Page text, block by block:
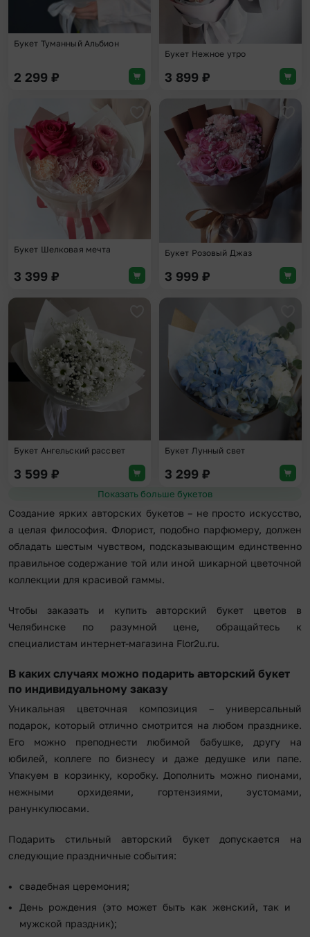
Букет Туманный Альбион
2 299 ₽
Букет Нежное утро
3 899 ₽
Добавить в избранное
Букет Шелковая мечта
3 399 ₽
Букет Розовый Джаз
3 999 ₽
Добавить в избранное
Букет Ангельский рассвет
3 599 ₽
Букет Лунный свет
3 299 ₽
Показать больше букетов
Создание ярких авторских букетов – не просто искусство,
а целая философия. Флорист, подобно парфюмеру, должен
обладать шестым чувством, подсказывающим единственно
правильное содержание той или иной шикарной цветочной
коллекции для красивой гаммы.
Чтобы заказать и купить авторский букет цветов в
Челябинске по разумной цене, обращайтесь к
специалистам интернет-магазина Flor2u.ru.
В каких случаях можно подарить авторский букет
по индивидуальному заказу
Уникальная цветочная композиция – универсальный
подарок, который отлично смотрится на любом празднике.
Его можно преподнести любимой бабушке, другу на
юбилей, коллеге по бизнесу и даже дедушке или папе.
Упакуем в корзинку, коробку. Дополнить можно пионами,
нежными орхидеями, гортензиями, эустомами,
ранункулюсами.
Подарить стильный авторский букет допускается на
следующие праздничные события:
свадебная церемония;
День рождения (это может быть как женский, так и
мужской праздник);